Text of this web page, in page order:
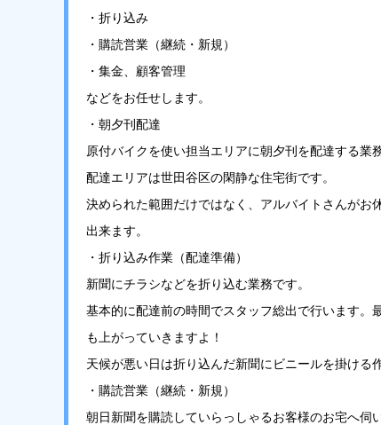
・折り込み
・購読営業（継続・新規）
・集金、顧客管理
などをお任せします。
・朝夕刊配達
原付バイクを使い担当エリアに朝夕刊を配達する業
配達エリアは世田谷区の閑静な住宅街です。
決められた範囲だけではなく、アルバイトさんが
出来ます。
・折り込み作業（配達準備）
新聞にチラシなどを折り込む業務です。
基本的に配達前の時間でスタッフ総出で行います。
も上がっていきますよ！
天候が悪い日は折り込んだ新聞にビニールを掛ける
・購読営業（継続・新規）
朝日新聞を購読していらっしゃるお客様のお宅へ伺